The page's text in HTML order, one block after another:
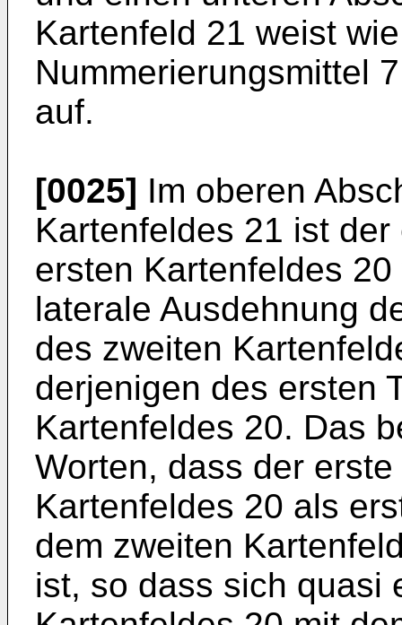
Kartenfeld 21 weist
Nummerierungsmittel
auf.
[0025] Im oberen
Kartenfeldes 21 ist
ersten Kartenfeldes
laterale Ausdehnung
des zweiten
derjenigen des ersten
Kartenfeldes 20. Das
Worten, dass der
Kartenfeldes 20 als
dem zweiten
ist, so dass sich quasi